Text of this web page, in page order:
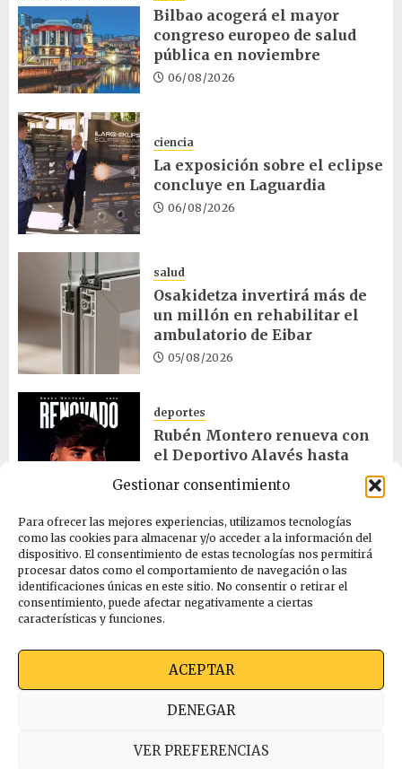
Gestionar consentimiento
Para ofrecer las mejores experiencias, utilizamos tecnologías
como las cookies para almacenar y/o acceder a la información del
dispositivo. El consentimiento de estas tecnologías nos permitirá
procesar datos como el comportamiento de navegación o las
identificaciones únicas en este sitio. No consentir o retirar el
consentimiento, puede afectar negativamente a ciertas
características y funciones.
ACEPTAR
DENEGAR
VER PREFERENCIAS
Bilbao acogerá el mayor
congreso europeo de salud
pública en noviembre
06/08/2026
ciencia
La exposición sobre el eclipse
concluye en Laguardia
06/08/2026
salud
Osakidetza invertirá más de
un millón en rehabilitar el
ambulatorio de Eibar
05/08/2026
deportes
Rubén Montero renueva con
el Deportivo Alavés hasta
cultura
Melgosa, Barredo y Hurtado
asisten a la Bajada de Celedón
Ekimen Press